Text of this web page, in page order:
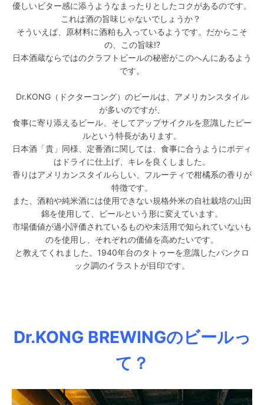
優しいビター感に添うようなまったりとしたコクがあるのです。
これは酒の旨味じゃないでしょうか？
そういえば、原材料に酒粕も入っているようです。だからこそ
の、この旨味!?
日本酒蔵ならではのクラフトビールの秘密がこのへんにあるよう
です。
Dr.KONG（ドクターコング）のビールは、アメリカンスタイル
が多いのですが、
食事に寄り添えるビール、そしてアップサイクルを意識したビー
ルという特長があります。
日本酒「貴」同様、定番酒に関しては、食事に合うようにボディ
はドライに仕上げ、キレを良くしました。
香りはアメリカンスタイルらしい、フルーティで柑橘系の香りが
特徴です。
また、酒粕や純米酒には使用できない規格外米の自社栽培の山田
錦を使用して、ビールという形に変えています。
市場価値が過小評価されているものや未活用で知られていないも
のを使用し、それぞれの価値を高めたいです。
と教えてくれました。1940年台のタトゥーを意識したパンクロ
ック調のイラストが目印です。
Dr.KONG BREWINGのビールっ
て？